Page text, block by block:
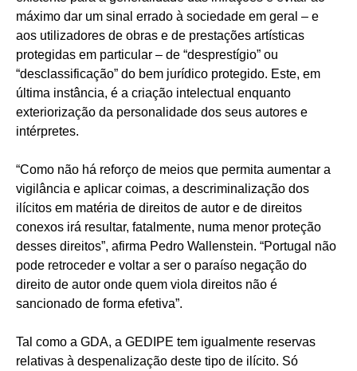
máximo dar um sinal errado à sociedade em geral – e
aos utilizadores de obras e de prestações artísticas
protegidas em particular – de “desprestígio” ou
“desclassificação” do bem jurídico protegido. Este, em
última instância, é a criação intelectual enquanto
exteriorização da personalidade dos seus autores e
intérpretes.
“Como não há reforço de meios que permita aumentar a
vigilância e aplicar coimas, a descriminalização dos
ilícitos em matéria de direitos de autor e de direitos
conexos irá resultar, fatalmente, numa menor proteção
desses direitos”, afirma Pedro Wallenstein. “Portugal não
pode retroceder e voltar a ser o paraíso negação do
direito de autor onde quem viola direitos não é
sancionado de forma efetiva”.
Tal como a GDA, a GEDIPE tem igualmente reservas
relativas à despenalização deste tipo de ilícito. Só